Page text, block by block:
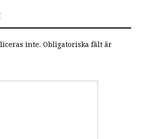
inte. Obligatoriska fält är